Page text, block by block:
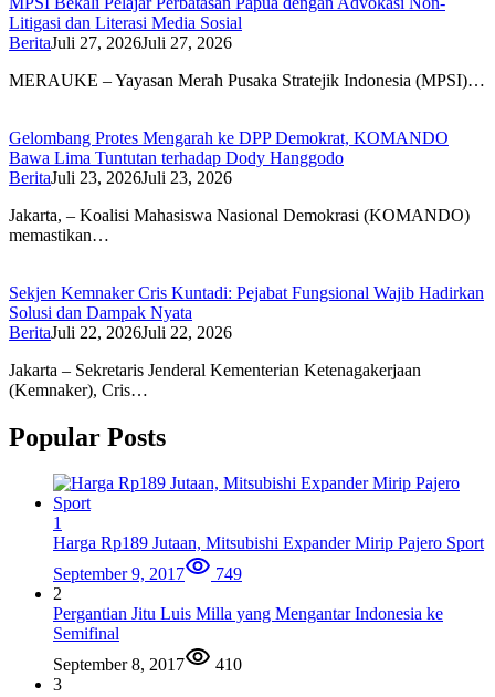
Litigasi dan Literasi Media Sosial
BeritaJuli 27, 2026Juli 27, 2026
MERAUKE – Yayasan Merah Pusaka Stratejik Indonesia (MPSI)…
Gelombang Protes Mengarah ke DPP Demokrat, KOMANDO
Bawa Lima Tuntutan terhadap Dody Hanggodo
BeritaJuli 23, 2026Juli 23, 2026
Jakarta, – Koalisi Mahasiswa Nasional Demokrasi (KOMANDO)
memastikan…
Sekjen Kemnaker Cris Kuntadi: Pejabat Fungsional Wajib Hadirkan
Solusi dan Dampak Nyata
BeritaJuli 22, 2026Juli 22, 2026
Jakarta – Sekretaris Jenderal Kementerian Ketenagakerjaan
(Kemnaker), Cris…
Popular Posts
1
Harga Rp189 Jutaan, Mitsubishi Expander Mirip Pajero Sport
September 9, 2017
749
2
Pergantian Jitu Luis Milla yang Mengantar Indonesia ke
Semifinal
September 8, 2017
410
3